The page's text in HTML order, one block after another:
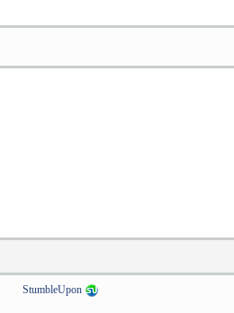
StumbleUpon